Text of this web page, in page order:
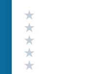
Valutazione